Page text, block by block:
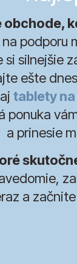
obchode,
podporu
silnejšie
ešte
tablety
ponuka
a prinesie
a